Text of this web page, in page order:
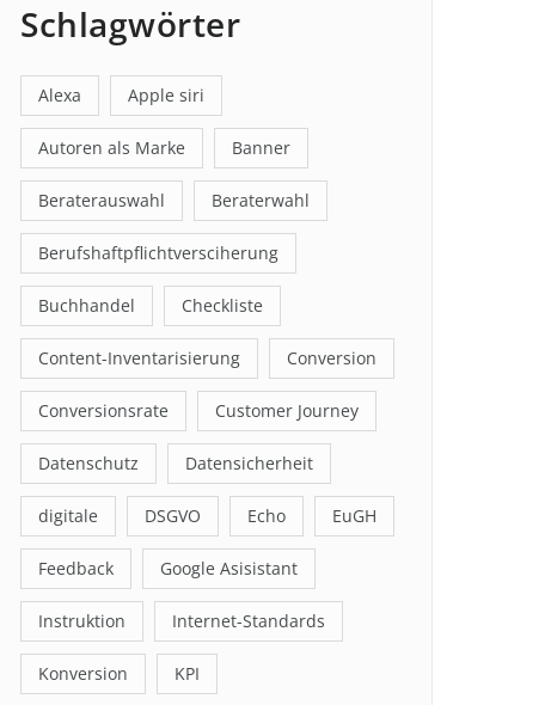
Schlagwörter
Alexa Apple siri
Autoren als Marke Banner
Beraterauswahl Beraterwahl
Berufshaftpflichtversciherung
Buchhandel Checkliste
Content-Inventarisierung Conversion
Conversionsrate Customer Journey
Datenschutz Datensicherheit
digitale DSGVO Echo EuGH
Feedback Google Asisistant
Instruktion Internet-Standards
Konversion KPI